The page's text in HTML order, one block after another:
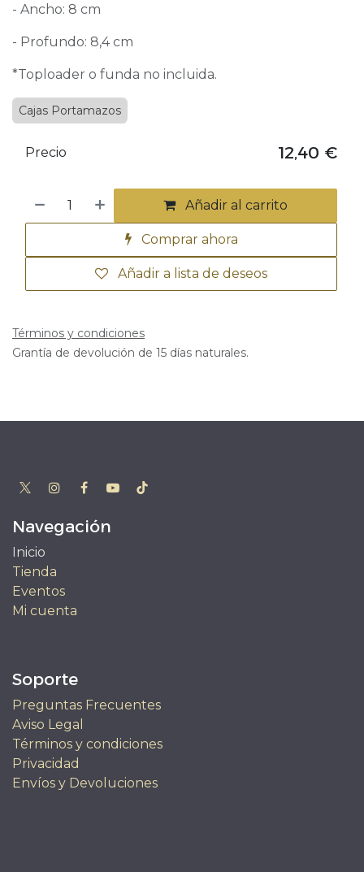
- Ancho: 8 cm
- Profundo: 8,4 cm
*Toploader o funda no incluida.
Cajas Portamazos
Añadir al carrito
Comprar ahora
Añadir a lista de deseos
Precio 12,40 €
Términos y condiciones
Grantía de devolución de 15 días naturales.
Navegación
Inicio
Tienda
Eventos
Mi cuenta
Soporte
Preguntas Frecuentes
Aviso Legal
Términos y condiciones
Privacidad
Envíos y Devoluciones